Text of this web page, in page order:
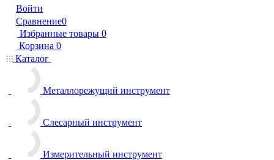
Войти
Сравнение0
Избранные товары 0
Корзина 0
Каталог
Металлорежущий инструмент
Слесарный инструмент
Измерительный инструмент